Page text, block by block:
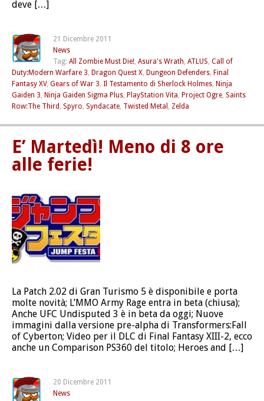
deve […]
21 Dicembre 2011
News
Tag: All Zombie Must Die!, Asura's Wrath, ATLUS, Call of
Duty:Modern Warfare 3, Dragon Quest X, Dungeon Defenders, Final
Fantasy XV, Gears of War 3, Il Testamento di Sherlock Holmes, Ninja
Gaiden 3, Ninja Gaiden Sigma Plus, PlayStation Vita, Project Ogre, Saints
Row:The Third , Spyro, Syndacate, Twisted Metal , Zelda
E’ Martedì! Meno di 8 ore
alle ferie!
La Patch 2.02 di Gran Turismo 5 è disponibile e porta
molte novità; L’MMO Army Rage entra in beta (chiusa);
Anche UFC Undisputed 3 è in beta da oggi; Nuove
immagini dalla versione pre-alpha di Transformers:Fall
of Cyberton; Video per il DLC di Final Fantasy XIII-2, ecco
anche un Comparison PS360 del titolo; Heroes and […]
20 Dicembre 2011
News